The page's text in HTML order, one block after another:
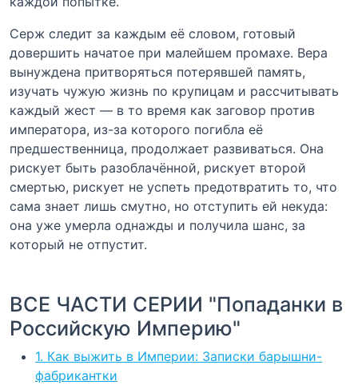
Серж следит за каждым её словом, готовый
довершить начатое при малейшем промахе. Вера
вынуждена притворяться потерявшей память,
изучать чужую жизнь по крупицам и рассчитывать
каждый жест — в то время как заговор против
императора, из-за которого погибла её
предшественница, продолжает развиваться. Она
рискует быть разоблачённой, рискует второй
смертью, рискует не успеть предотвратить то, что
сама знает лишь смутно, но отступить ей некуда:
она уже умерла однажды и получила шанс, за
который не отпустит.
ВСЕ ЧАСТИ СЕРИИ "Попаданки в
Российскую Империю"
1. Как выжить в Империи: Записки барышни-
фабрикантки